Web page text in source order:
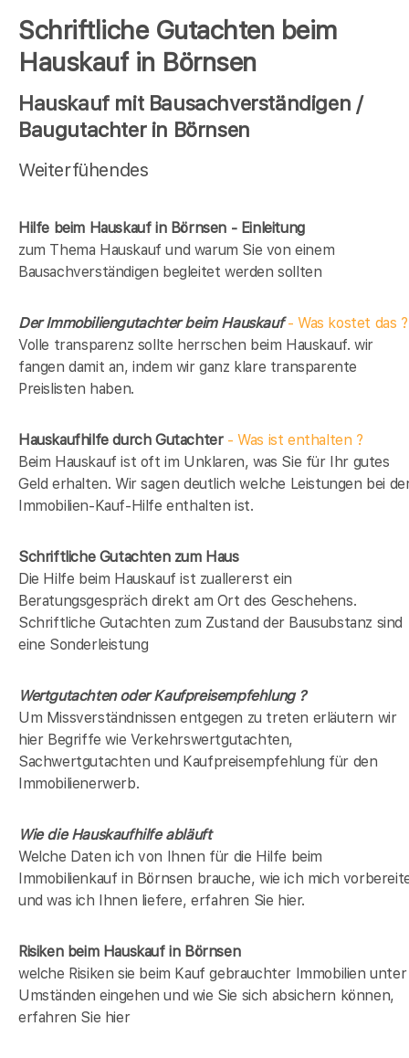
Schriftliche Gutachten beim
Hauskauf in Börnsen
Hauskauf mit Bausachverständigen /
Baugutachter in Börnsen
Weiterfühendes
Hilfe beim Hauskauf in Börnsen - Einleitung
zum Thema Hauskauf und warum Sie von einem
Bausachverständigen begleitet werden sollten
Der Immobiliengutachter beim Hauskauf- Was kostet das ?
Volle transparenz sollte herrschen beim Hauskauf. wir
fangen damit an, indem wir ganz klare transparente
Preislisten haben.
Hauskaufhilfe durch Gutachter- Was ist enthalten ?
Beim Hauskauf ist oft im Unklaren, was Sie für Ihr gutes
Geld erhalten. Wir sagen deutlich welche Leistungen bei
Immobilien-Kauf-Hilfe enthalten ist.
Schriftliche Gutachten zum Haus
Die Hilfe beim Hauskauf ist zuallererst ein
Beratungsgespräch direkt am Ort des Geschehens.
Schriftliche Gutachten zum Zustand der Bausubstanz sind
eine Sonderleistung
Wertgutachten oder Kaufpreisempfehlung ?
Um Missverständnissen entgegen zu treten erläutern wir
hier Begriffe wie Verkehrswertgutachten,
Sachwertgutachten und Kaufpreisempfehlung für den
Immobilienerwerb.
Wie die Hauskaufhilfe abläuft
Welche Daten ich von Ihnen für die Hilfe beim
Immobilienkauf in Börnsen brauche, wie ich mich
und was ich Ihnen liefere, erfahren Sie hier.
Risiken beim Hauskaufin Börnsen
welche Risiken sie beim Kauf gebrauchter Immobilien unter
Umständen eingehen und wie Sie sich absichern können,
erfahren Sie hier